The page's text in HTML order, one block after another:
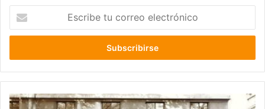
correo
PDI